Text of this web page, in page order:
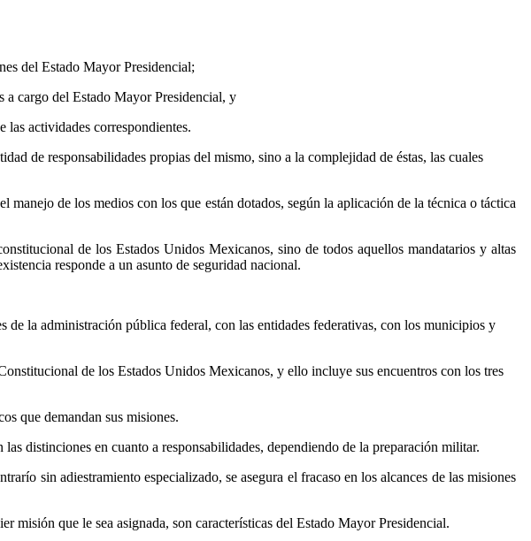
del Estado Mayor Presidencial;
a cargo del Estado Mayor Presidencial, y
las actividades correspondientes.
de responsabilidades propias del mismo, sino a la complejidad de éstas, las cuales
de los medios con los que están dotados, según la aplicación de la técnica o táctica
de los Estados Unidos Mexicanos, sino de todos aquellos mandatarios y altas
responde a un asunto de seguridad nacional.
la administración pública federal, con las entidades federativas, con los municipios y
de los Estados Unidos Mexicanos, y ello incluye sus encuentros con los tres
que demandan sus misiones.
distinciones en cuanto a responsabilidades, dependiendo de la preparación militar.
sin adiestramiento especializado, se asegura el fracaso en los alcances de las misiones
que le sea asignada, son características del Estado Mayor Presidencial.